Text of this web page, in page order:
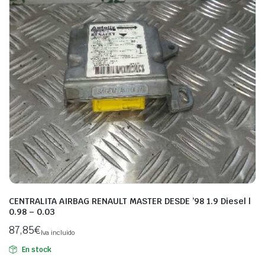
CENTRALITA AIRBAG RENAULT MASTER DESDE ’98 1.9 Diesel |
0.98 – 0.03
87,85€Iva incluido
En stock